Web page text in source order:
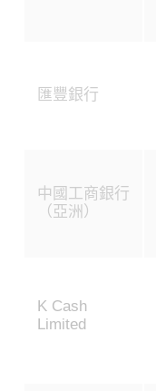
匯豐銀行
中國工商銀行
（亞洲）
K Cash
Limited